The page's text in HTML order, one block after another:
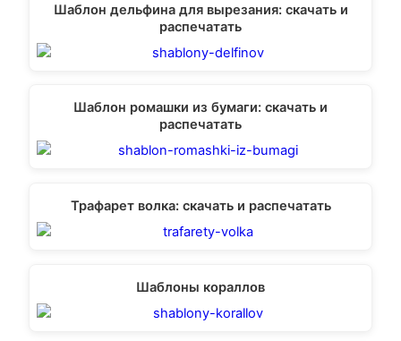
Шаблон дельфина для вырезания: скачать и
распечатать
Шаблон ромашки из бумаги: скачать и
распечатать
Трафарет волка: скачать и распечатать
Шаблоны кораллов